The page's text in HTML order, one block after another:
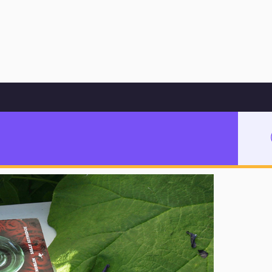
Hoppa till innehåll
som